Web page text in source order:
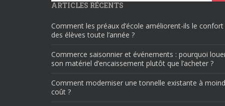
ARTICLES RÉCENTS
Comment les préaux d’école améliorent-ils le confort
des élèves toute l’année ?
Commerce saisonnier et événements : pourquoi
son matériel d’encaissement plutôt que l’acheter ?
Comment moderniser une tonnelle existante à
coût ?